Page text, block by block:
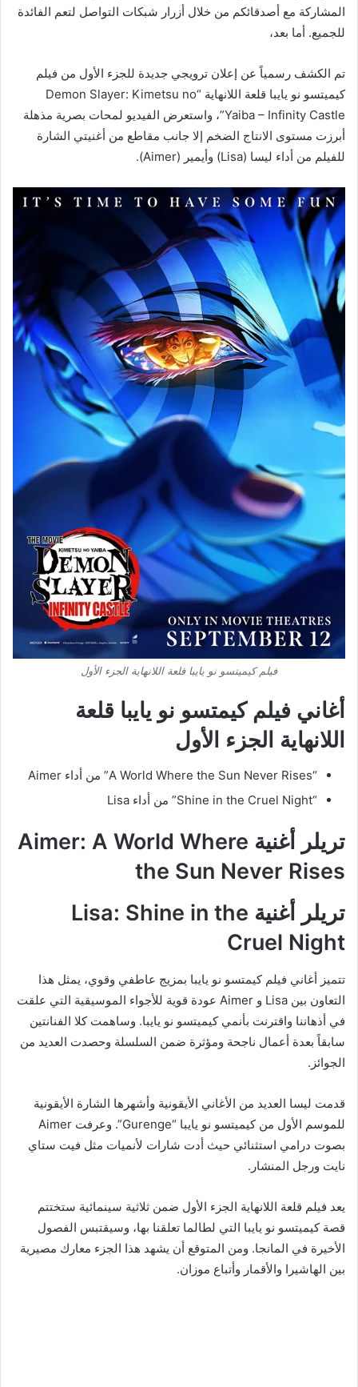
المشاركة مع أصدقائكم من خلال أزرار شبكات التواصل لتعم الفائدة
للجميع. أما بعد،
تم الكشف رسمياً عن إعلان ترويجي جديدة للجزء الأول من فيلم
كيميتسو نو يايبا قلعة اللانهاية “Demon Slayer: Kimetsu no
Yaiba – Infinity Castle”، واستعرض الفيديو لمحات بصرية مذهلة
أبرزت مستوى الانتاج الضخم إلا جانب مقاطع من أغنيتي الشارة
للفيلم من أداء ليسا (Lisa) وأيمير (Aimer).
فيلم كيميتسو نو يايبا قلعة اللانهاية الجزء الأول
أغاني فيلم كيمتسو نو يايبا قلعة
اللانهاية الجزء الأول
“A World Where the Sun Never Rises” من أداء Aimer
“Shine in the Cruel Night” من أداء Lisa
تريلر أغنية Aimer: A World Where
the Sun Never Rises
تريلر أغنية Lisa: Shine in the
Cruel Night
تتميز أغاني فيلم كيمتسو نو يايبا بمزيج عاطفي وقوي، يمثل هذا
التعاون بين Lisa و Aimer عودة قوية للأجواء الموسيقية التي علقت
في أذهاننا واقترنت بأنمي كيميتسو نو يايبا. وساهمت كلا الفنانتين
سابقاً بعدة أعمال ناجحة ومؤثرة ضمن السلسلة وحصدت العديد من
الجوائز.
قدمت ليسا العديد من الأغاني الأيقونية وأشهرها الشارة الأيقونية
للموسم الأول من كيميتسو نو يايبا “Gurenge”. وعرفت Aimer
بصوت درامي استثنائي حيث أدت شارات لأنميات مثل فيت ستاي
نايت ورجل المنشار.
يعد فيلم قلعة اللانهاية الجزء الأول ضمن ثلاثية سينمائية ستختتم
قصة كيميتسو نو يايبا التي لطالما تعلقنا بها، وسيقتبس الفصول
الأخيرة في المانجا. ومن المتوقع أن يشهد هذا الجزء معارك مصيرية
بين الهاشيرا والأقمار وأتباع موزان.